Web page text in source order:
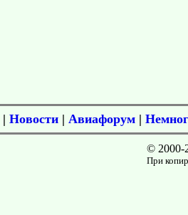
| Новости | Авиафорум |
© 2000-
При